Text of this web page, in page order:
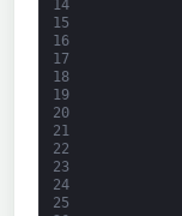
14
15
16
17
18
19
20
21
22
23
24
25